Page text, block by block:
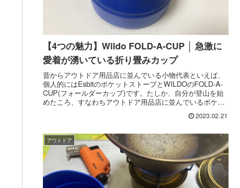
【4つの魅力】Wildo FOLD-A-CUP │ 急激に
愛着が湧いている折り畳みカップ
昔からアウトドア用品店に並んでいる小物代表といえば、
個人的にはEsbitのポケットストーブとWILDOのFOLD-A-
CUP(フォールダーカップ)です。たしか、自分が登山を始
めたころ、すなわちアウトドア用品店に並んでいるポケッ
2023.02.21
アウトドア